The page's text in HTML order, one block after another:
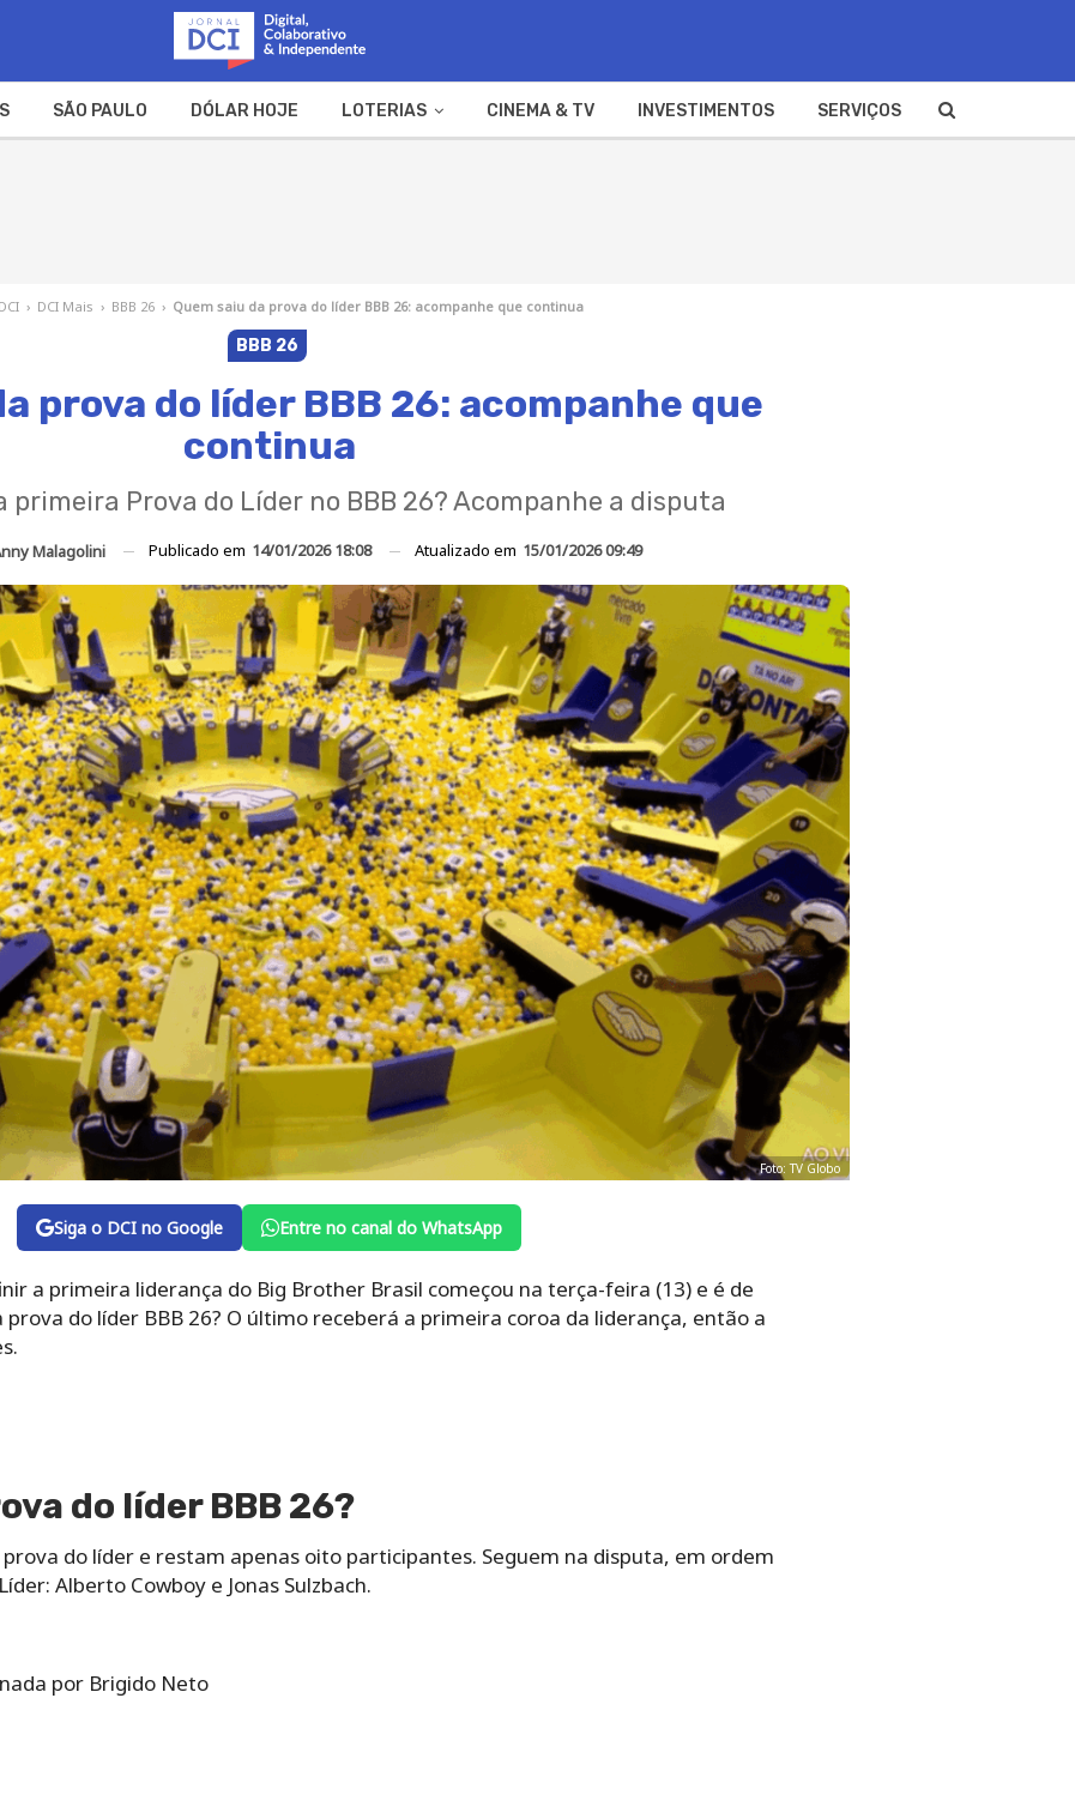
SÃO PAULO DÓLAR HOJE LOTERIAS CINEMA & TV INVESTIMENTOS SERVIÇOS
› DCI Mais › BBB 26 › Quem saiu da prova do líder BBB 26: acompanhe que continua
BBB 26
prova do líder BBB 26: acompanhe que
continua
primeira Prova do Líder no BBB 26? Acompanhe a disputa
Malagolini Publicado em 14/01/2026 18:08 Atualizado em 15/01/2026 09:49
Foto: TV Globo
Siga o DCI no Google Entre no canal do WhatsApp
a primeira liderança do Big Brother Brasil começou na terça-feira (13) e é de
prova do líder BBB 26? O último receberá a primeira coroa da liderança, então a
do líder BBB 26?
prova do líder e restam apenas oito participantes. Seguem na disputa, em ordem
Alberto Cowboy e Jonas Sulzbach.
por Brigido Neto